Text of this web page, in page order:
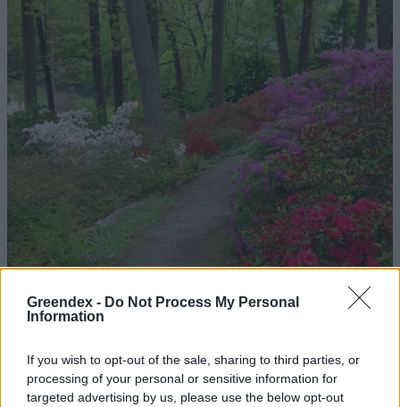
Greendex - Do Not Process My Personal
Information
If you wish to opt-out of the sale, sharing to third parties, or
processing of your personal or sensitive information for
targeted advertising by us, please use the below opt-out
Magyarország tele van gyönyörű növényekkel, így arborétumokkal
is. A jó idő beköszöntével érdemes minél többet felkeresni.